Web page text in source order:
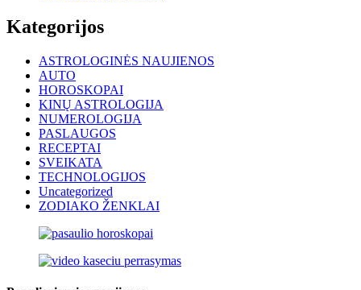
Kategorijos
ASTROLOGINĖS NAUJIENOS
AUTO
HOROSKOPAI
KINŲ ASTROLOGIJA
NUMEROLOGIJA
PASLAUGOS
RECEPTAI
SVEIKATA
TECHNOLOGIJOS
Uncategorized
ZODIAKO ŽENKLAI